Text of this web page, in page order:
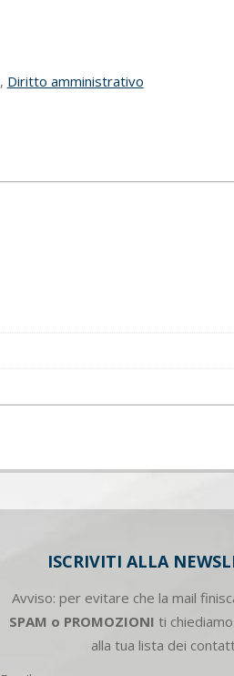
, Diritto amministrativo
ISCRIVITI ALLA
Avviso: per evitare che la mail
SPAM o PROMOZIONI ti
alla tua lista dei